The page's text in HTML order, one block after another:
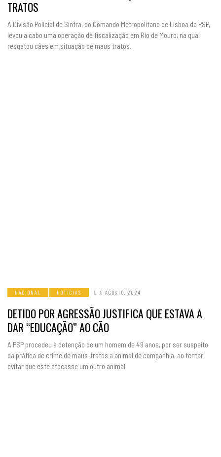
TRATOS
A Divisão Policial de Sintra, do Comando Metropolitano de Lisboa da PSP,
levou a cabo uma operação de fiscalização em Rio de Mouro, na qual
resgatou cães em situação de maus tratos.
NACIONAL NOTICIAS 5 AGOSTO, 2024
DETIDO POR AGRESSÃO JUSTIFICA QUE ESTAVA A
DAR “EDUCAÇÃO” AO CÃO
A PSP procedeu à detenção de um homem de 49 anos, por ser suspeito
da prática de crime de maus-tratos a animal de companhia, ao tentar
evitar que este atacasse um outro animal.